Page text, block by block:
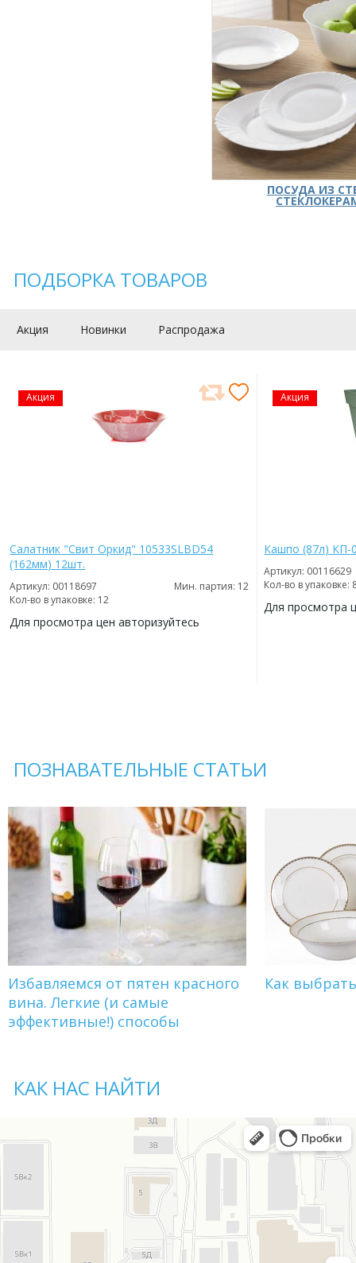
ПОСУДА ИЗ
ПОДБОРКА ТОВАРОВ
Акция Новинки Распродажа
Акция
Салатник "Свит Оркид" 10533SLBD54
(162мм) 12шт.
Артикул: 00118697
Мин. партия: 12
Кол-во в упаковке: 12
Для просмотра цен авторизуйтесь
Акция
Кашпо (87л) КП-
Артикул: 00116629
Кол-во в упаковке:
Для просмотра
ПОЗНАВАТЕЛЬНЫЕ СТАТЬИ
Избавляемся от пятен красного
вина. Легкие (и самые
эффективные!) способы
Как
КАК НАС НАЙТИ